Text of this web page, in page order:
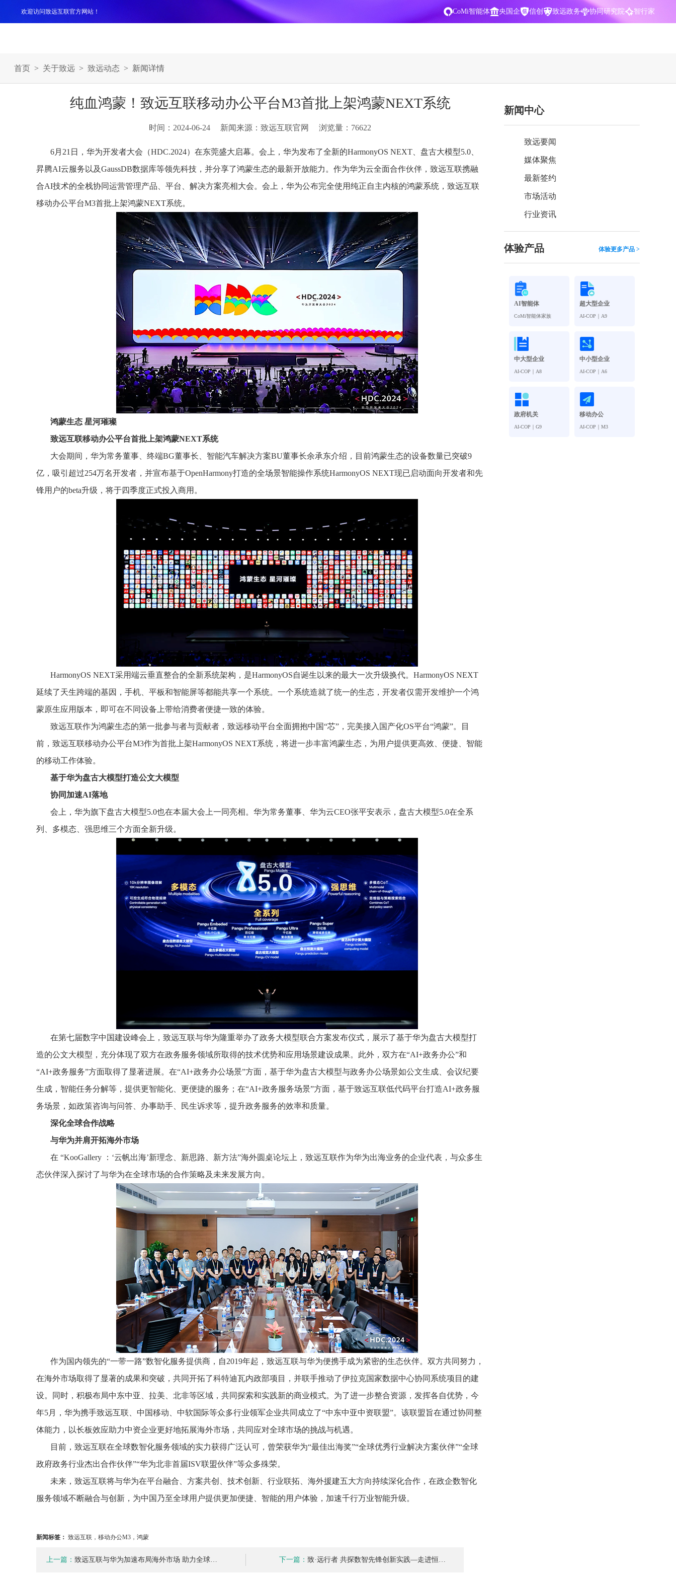
欢迎访问致远互联官方网站！ CoMi智能体 央国企 信创 致远政务 协同研究院 智行家
新一代AI智能体家族
CoMi Builder CoMi APP
Agent驱动，千人千面，高效办公
协同运营与业务创新深度融合
央国企一体化 文事会一体化
让数字资产为企业运营管理决策提供
信创 专精特新
构建一体化协同运营管理平台
运营商解决方案
推进数字政府和数字企业转型
集团管控
支撑集团治理、控制与宏观管理
智能风控合规
安全生产
点线面结合，安全风险管控新策略
穿透式监管
数智驱动，全域穿透
穿透式智能合同
全级次穿透，数智驱动科技管理
HR人力资源管理
企业人力穿透合规管控
人业财一体化
数智合规管控 数据驱动经营
首页 > 关于致远 > 致远动态 > 新闻详情
新闻中心
致远要闻
媒体聚焦
最新签约
市场活动
行业资讯
体验产品 体验更多产品 >
AI智能体
CoMi智能体家族
超大型企业
AI-COP｜A9
中大型企业
AI-COP｜A8
中小型企业
AI-COP｜A6
政府机关
AI-COP｜G9
移动办公
AI-COP｜M3
纯血鸿蒙！致远互联移动办公平台M3首批上架鸿蒙NEXT系统
时间：2024-06-24 新闻来源：致远互联官网 浏览量：76622
6月21日，华为开发者大会（HDC.2024）在东莞盛大启幕。会上，华为发布了全新的HarmonyOS NEXT、盘古大模型5.0、
昇腾AI云服务以及GaussDB数据库等领先科技，并分享了鸿蒙生态的最新开放能力。作为华为云全面合作伙伴，致远互联携融
合AI技术的全栈协同运营管理产品、平台、解决方案亮相大会。会上，华为公布完全使用纯正自主内核的鸿蒙系统，致远互联
移动办公平台M3首批上架鸿蒙NEXT系统。
鸿蒙生态 星河璀璨
致远互联移动办公平台首批上架鸿蒙NEXT系统
大会期间，华为常务董事、终端BG董事长、智能汽车解决方案BU董事长余承东介绍，目前鸿蒙生态的设备数量已突破9
亿，吸引超过254万名开发者，并宣布基于OpenHarmony打造的全场景智能操作系统HarmonyOS NEXT现已启动面向开发者和先
锋用户的beta升级，将于四季度正式投入商用。
HarmonyOS NEXT采用端云垂直整合的全新系统架构，是HarmonyOS自诞生以来的最大一次升级换代。HarmonyOS NEXT
延续了天生跨端的基因，手机、平板和智能屏等都能共享一个系统。一个系统造就了统一的生态，开发者仅需开发维护一个鸿
蒙原生应用版本，即可在不同设备上带给消费者便捷一致的体验。
致远互联作为鸿蒙生态的第一批参与者与贡献者，致远移动平台全面拥抱中国“芯”，完美接入国产化OS平台“鸿蒙”。目
前，致远互联移动办公平台M3作为首批上架HarmonyOS NEXT系统，将进一步丰富鸿蒙生态，为用户提供更高效、便捷、智能
的移动工作体验。
基于华为盘古大模型打造公文大模型
协同加速AI落地
会上，华为旗下盘古大模型5.0也在本届大会上一同亮相。华为常务董事、华为云CEO张平安表示，盘古大模型5.0在全系
列、多模态、强思维三个方面全新升级。
在第七届数字中国建设峰会上，致远互联与华为隆重举办了政务大模型联合方案发布仪式，展示了基于华为盘古大模型打
造的公文大模型，充分体现了双方在政务服务领域所取得的技术优势和应用场景建设成果。此外，双方在“AI+政务办公”和
“AI+政务服务”方面取得了显著进展。在“AI+政务办公场景”方面，基于华为盘古大模型与政务办公场景如公文生成、会议纪要
生成，智能任务分解等，提供更智能化、更便捷的服务；在“AI+政务服务场景”方面，基于致远互联低代码平台打造AI+政务服
务场景，如政策咨询与问答、办事助手、民生诉求等，提升政务服务的效率和质量。
深化全球合作战略
与华为并肩开拓海外市场
在 “KooGallery ：‘云帆出海’新理念、新思路、新方法”海外圆桌论坛上，致远互联作为华为出海业务的企业代表，与众多生
态伙伴深入探讨了与华为在全球市场的合作策略及未来发展方向。
作为国内领先的“一带一路”数智化服务提供商，自2019年起，致远互联与华为便携手成为紧密的生态伙伴。双方共同努力，
在海外市场取得了显著的成果和突破，共同开拓了科特迪瓦内政部项目，并联手推动了伊拉克国家数据中心协同系统项目的建
设。同时，积极布局中东中亚、拉美、北非等区域，共同探索和实践新的商业模式。为了进一步整合资源，发挥各自优势，今
年5月，华为携手致远互联、中国移动、中软国际等众多行业领军企业共同成立了“中东中亚中资联盟”。该联盟旨在通过协同整
体能力，以长板效应助力中资企业更好地拓展海外市场，共同应对全球市场的挑战与机遇。
目前，致远互联在全球数智化服务领域的实力获得广泛认可，曾荣获华为“最佳出海奖”“全球优秀行业解决方案伙伴”“全球
政府政务行业杰出合作伙伴”“华为北非首届ISV联盟伙伴”等众多殊荣。
未来，致远互联将与华为在平台融合、方案共创、技术创新、行业联拓、海外援建五大方向持续深化合作，在政企数智化
服务领域不断融合与创新，为中国乃至全球用户提供更加便捷、智能的用户体验，加速千行万业智能升级。
新闻标签： 致远互联，移动办公M3，鸿蒙
上一篇： 致远互联与华为加速布局海外市场 助力全球… 下一篇： 致·远行者 共探数智先锋创新实践—走进恒…